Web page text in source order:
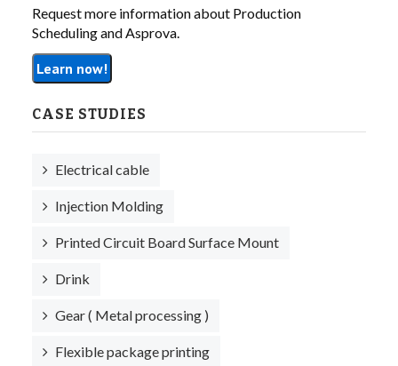
Request more information about Production
Scheduling and Asprova.
Learn now!
CASE STUDIES
Electrical cable
Injection Molding
Printed Circuit Board Surface Mount
Drink
Gear ( Metal processing )
Flexible package printing